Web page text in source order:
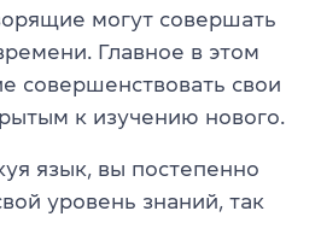
могут совершать
Главное в этом
совершенствовать свои
к изучению нового.
язык, вы постепенно
уровень знаний, так